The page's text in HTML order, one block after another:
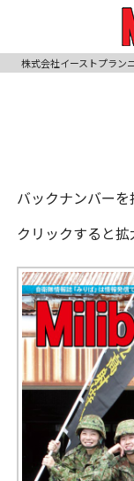
株式会社イーストプラン
バックナンバーを
クリックすると拡